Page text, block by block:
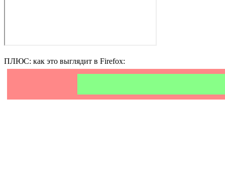
ПЛЮС: как это выглядит в Firefox: